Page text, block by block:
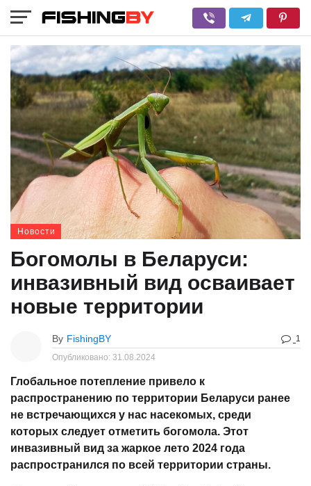
Новости
Богомолы в Беларуси:
инвазивный вид осваивает
новые территории
By FishingBY
1
Опубликовано: 31.08.2024
Глобальное потепление привело к
распространению по территории Беларуси ранее
не встречающихся у нас насекомых, среди
которых следует отметить богомола. Этот
инвазивный вид за жаркое лето 2024 года
распространился по всей территории страны.